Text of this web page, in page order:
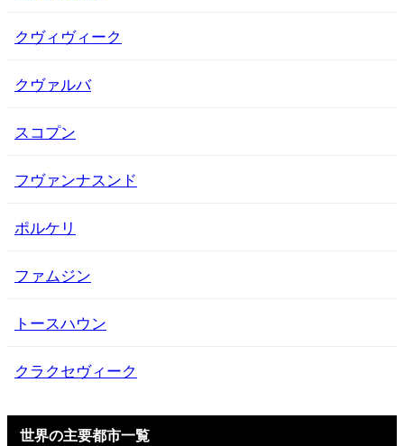
クヴィヴィーク
クヴァルバ
スコプン
フヴァンナスンド
ポルケリ
ファムジン
トースハウン
クラクセヴィーク
世界の主要都市一覧